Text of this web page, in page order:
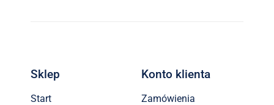
Sklep
Start
Konto klienta
Zamówienia